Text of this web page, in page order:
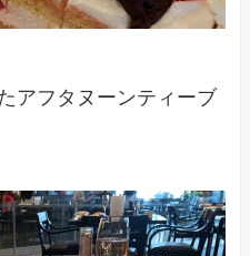
アフタヌーンティーブ